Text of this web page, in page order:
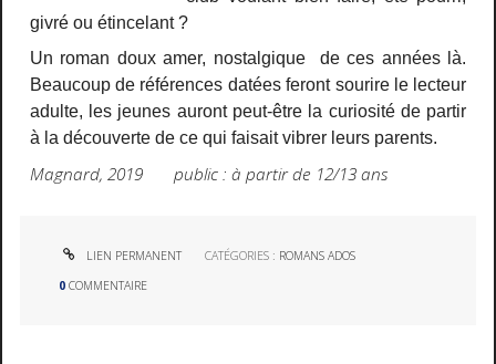
givré ou étincelant ?
Un roman doux amer, nostalgique de ces années là.
Beaucoup de références datées feront sourire le lecteur
adulte, les jeunes auront peut-être la curiosité de partir
à la découverte de ce qui faisait vibrer leurs parents.
Magnard, 2019 public : à partir de 12/13 ans
LIEN PERMANENT CATÉGORIES : ROMANS ADOS
0 COMMENTAIRE